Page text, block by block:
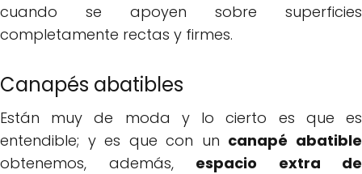
cuando se apoyen sobre superficies
completamente rectas y firmes.
Canapés abatibles
Están muy de moda y lo cierto es que es
entendible; y es que con un canapé abatible
obtenemos, además, espacio extra de